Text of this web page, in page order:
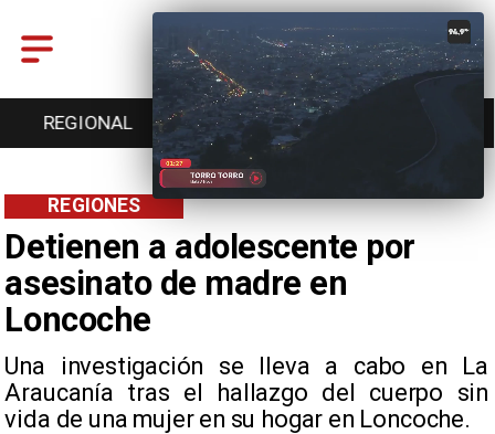
ENTRETENCIÓN DEPORTES
Detienen a adolescente por
asesinato de madre en
Loncoche
Una investigación se lleva a cabo en La
Araucanía tras el hallazgo del cuerpo sin
vida de una mujer en su hogar en Loncoche.
REGIONES